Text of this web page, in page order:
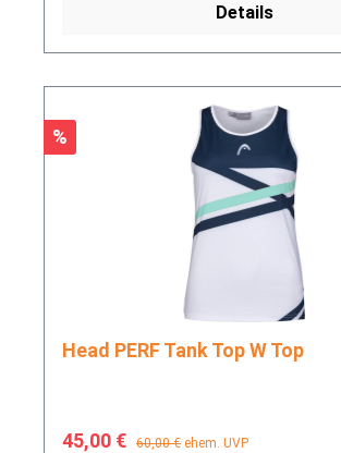
Details
Rabatt
%
Head PERF Tank Top W Top
Verkaufspreis:
45,00 € Regulärer Preis:
60,00 € ehem. UVP